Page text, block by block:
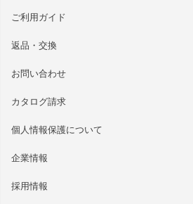
ご利用ガイド
返品・交換
お問い合わせ
カタログ請求
個人情報保護について
企業情報
採用情報